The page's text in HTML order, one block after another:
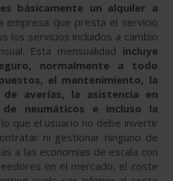
básicamente un alquiler a
empresa que presta el servicio
los servicios incluidos a cambio
Esta mensualidad incluye
normalmente a todo
el mantenimiento, la
averías, la asistencia en
neumáticos e incluso la
que el usuario no debe invertir
ni gestionar ninguno de
a las economías de escala con
en el mercado, el coste